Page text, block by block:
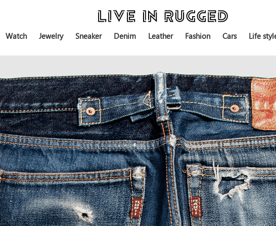
Watch Jewelry Sneaker Denim Leather Fashion Cars Life